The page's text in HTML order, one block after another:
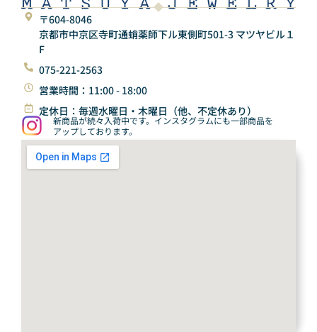
〒604-8046
京都市中京区寺町通蛸薬師下ル東側町501-3 マツヤビル１
F
075-221-2563
営業時間：11:00 - 18:00
定休日：毎週水曜日・木曜日（他、不定休あり）
新商品が続々入荷中です。インスタグラムにも一部商品を
アップしております。